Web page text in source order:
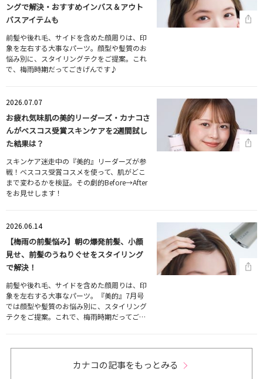
ングで解決・おすすめインバス＆アウト
バスアイテムも
前髪や後れ毛、サイドを含めた顔周りは、印
象を左右する大事なパーツ。顔型や髪質のお
悩み別に、スタイリングテクをご提案。これ
で、梅雨時期だってごきげんです♪
2026.07.07
お疲れ気味肌の美的リーダーズ・カナコさ
んがベスコス受賞スキンケアを2週間試し
た結果は？
スキンケア迷走中の『美的』リーダーズが参
戦！ベスコス受賞コスメを使って、肌がどこ
まで変わるかを検証。その劇的Before→After
をお見せします！
2026.06.14
【梅雨の前髪悩み】朝の爆発前髪、小顔
見せ、前髪のうねりぐせをスタイリング
で解決！
前髪や後れ毛、サイドを含めた顔周りは、印
象を左右する大事なパーツ。『美的』7月号
では顔型や髪質のお悩み別に、スタイリング
テクをご提案。これで、梅雨時期だってご…
カナコの記事をもっとみる